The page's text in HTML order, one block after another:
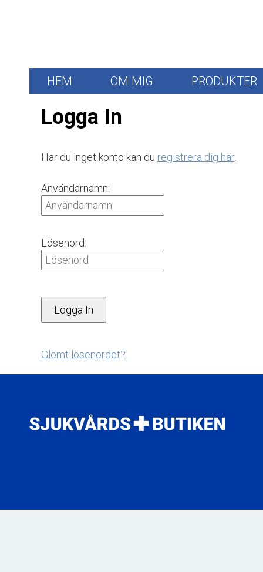
HEM OM MIG PRODUKTER
Logga In
Har du inget konto kan du registrera dig här.
Användarnamn:
Lösenord:
Glömt lösenordet?